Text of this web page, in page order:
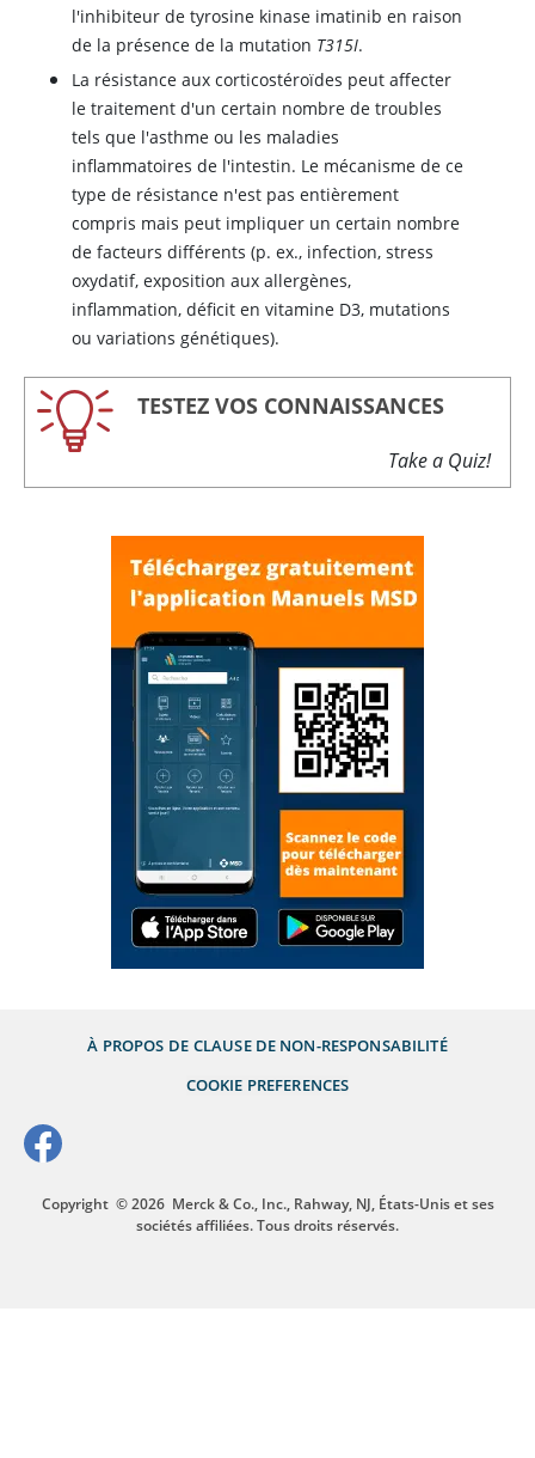
l'inhibiteur de tyrosine kinase imatinib en raison
de la présence de la mutation T315I.
La résistance aux corticostéroïdes peut affecter
le traitement d'un certain nombre de troubles
tels que l'asthme ou les maladies
inflammatoires de l'intestin. Le mécanisme de ce
type de résistance n'est pas entièrement
compris mais peut impliquer un certain nombre
de facteurs différents (p. ex., infection, stress
oxydatif, exposition aux allergènes,
inflammation, déficit en vitamine D3, mutations
ou variations génétiques).
TESTEZ VOS CONNAISSANCES
Take a Quiz!
À PROPOS DE CLAUSE DE NON-RESPONSABILITÉ
COOKIE PREFERENCES
Copyright © 2026 Merck & Co., Inc., Rahway, NJ, États-Unis et ses
sociétés affiliées. Tous droits réservés.